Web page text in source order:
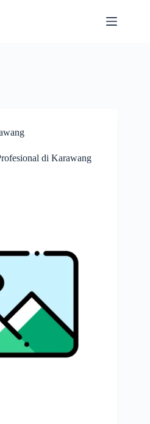
di Karawang